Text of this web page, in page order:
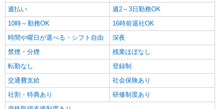
月給25万7330円〜26万3510円 ※経験・能力・
資格等による 介護福祉士 月給 25万7330円 社会福
祉士 月給 26万3510円 ※一律処遇改善加算含む ※
夜勤手当6000円/4回を含む 〇資格手当 〇職種手当
〇業務手当 〇時間外勤務手当 〇夜勤手当 〇深夜
勤務手当 〇休日勤務手当 〇年末年始勤務手当
エイジフリーハウス名古屋篠の風 愛知県名古
屋市緑区相川3丁目243番
キープ 詳細を見る
パート
パナソニック エイジフリーケアセンターみどり
訪問入浴／介護職／運転なし／パート／勤務日
週払い
週2～3日勤務OK
10時～勤務OK
16時前退社OK
時間や曜日が選べる・シフト自由
深夜
禁煙・分煙
残業ほぼなし
転勤なし
登録制
交通費支給
社会保険あり
社割・特典あり
研修制度あり